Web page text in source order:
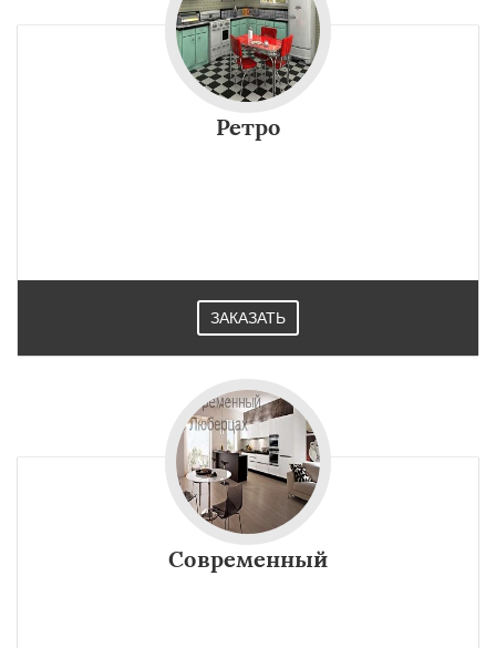
Ретро
ЗАКАЗАТЬ
Современный